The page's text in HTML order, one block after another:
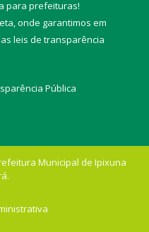
para prefeituras!
onde garantimos em
leis de transparência
Pública
Municipal de Ipixuna